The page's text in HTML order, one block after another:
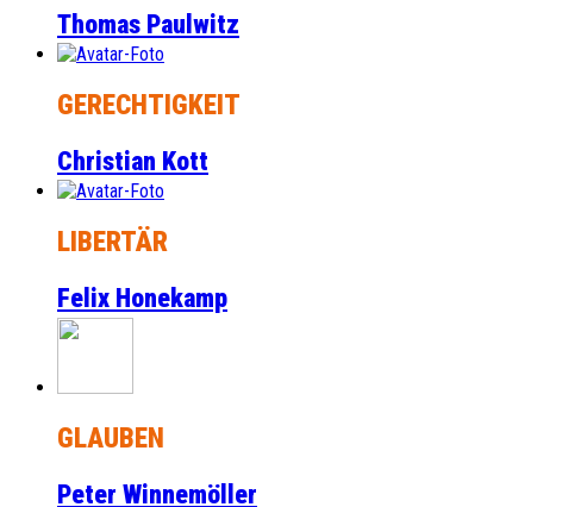
Thomas Paulwitz
GERECHTIGKEIT
Christian Kott
LIBERTÄR
Felix Honekamp
GLAUBEN
Peter Winnemöller